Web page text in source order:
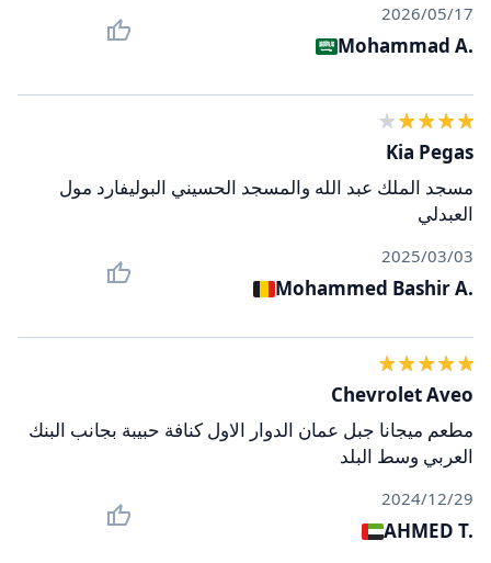
17‏/05‏/2026
Mohammad A.
03‏/03‏/2025
Mohammed Bashir A.
Kia Pegas
مسجد الملك عبد الله والمسجد الحسيني البوليفارد مول
العبدلي
29‏/12‏/2024
AHMED T.
Chevrolet Aveo
مطعم ميجانا جبل عمان الدوار الاول كنافة حبيبة بجانب البنك
العربي وسط البلد